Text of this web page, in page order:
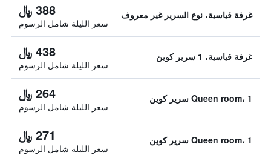
غرفة قياسية، نوع السرير غير معروف 388 ﷼
سعر الليلة شامل الرسوم
غرفة قياسية، 1 سرير كوين 438 ﷼
سعر الليلة شامل الرسوم
Queen room، 1 سرير كوين 264 ﷼
سعر الليلة شامل الرسوم
Queen room، 1 سرير كوين 271 ﷼
سعر الليلة شامل الرسوم